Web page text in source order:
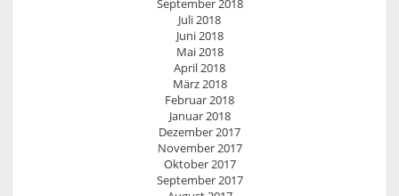
September 2018
Juli 2018
Juni 2018
Mai 2018
April 2018
März 2018
Februar 2018
Januar 2018
Dezember 2017
November 2017
Oktober 2017
September 2017